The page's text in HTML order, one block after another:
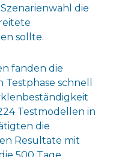
die
sollte.
fanden die
schnell
Testmodellen in
die
Resultate mit